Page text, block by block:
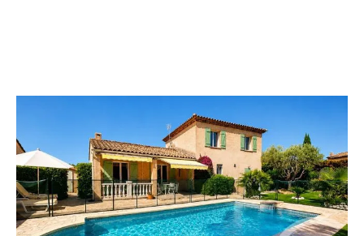
, 4 pièces
Ref : 1410
Maison à vendre
745 000 €
Visiter le site dédié